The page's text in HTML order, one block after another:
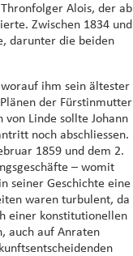
Alois, der ab
Zwischen 1834 und
darunter die beiden
ihm sein ältester
der Fürstinmutter
von Linde sollte Johann
noch abschliessen.
1859 und dem 2.
– womit
seiner Geschichte eine
waren turbulent, da
einer konstitutionellen
auch auf Anraten